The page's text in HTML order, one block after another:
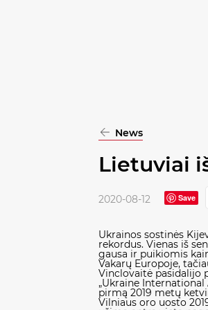
News
Lietuviai
2020-08-12 Save
Ukrainos sostinės Kijevo lankomumas „Baltic Tours“ ir „Ukraine International Airlines“ (UIA) duomenimis pastaruoju metu muša savaitgalio kelionių rekordus. Vienas iš seniausių Rytų Europos miestų, dažnai tituluojamas slavų kultūros centru ir muziejumi po atviru dangumi, Kijevas vilioja pramogų gausa ir puikiomis kainomis. „Baltic Tours“ atstovė Danielė Vinclovaitė tikina, kad pramogos, maistas ir apgyvendinimas Kijeve kainuoja mažiau negu Vakarų Europoje, tačiau kokybė niekuo nenusileidžia kitoms šalims. Todėl tai tapo itin pamėgta kryptimi norintiems tiesiog pabėgti savaitgaliui. D. Vinclovaitė pasidalijo patarimais, ką Kijeve verta pamatyti ir išbandyti tiems, kas šį miestą aplankys nebūtinai pirmąjį kartą. Ukrainos avialinijos „Ukraine International Airlines“ (UIA) taip pat pastebėjo išaugusį Kijevo populiarumą. Kaip teigia UIA pardavimų vadovė Lietuvoje Vilma Rudžionytė, per pirmą 2019 metų ketvirtį keleivių skaičius iš Vilniaus į Kijevo Boryspolio oro uostą ir Ukrainos teritoriją išaugo 16 proc., lyginant su 2018 metais. Pagal Vilniaus oro uosto 2019 metų pirmo pusmečio statistikos duomenis, tarp visų skrydžių iš Vilniaus, išvykimų į Kijevą skaičius išaugo 2 proc. ir dabar užima antrą vietą pagal populiarumą: net 5,74 proc. visų keleivių, keliaujančių iš Vilniaus, renkasi Kijevo kryptį. Namų darbai Prieš kelionę į Kijevą D. Vinclovaitė rekomenduoja atlikti namų darbus ir susidaryti planą bei sąrašą objektų, kuriuos norėsite